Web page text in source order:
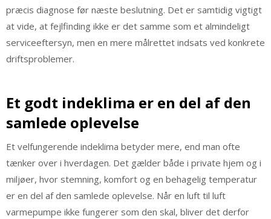
præcis diagnose før næste beslutning. Det er samtidig vigtigt
at vide, at fejlfinding ikke er det samme som et almindeligt
serviceeftersyn, men en mere målrettet indsats ved konkrete
driftsproblemer.
Et godt indeklima er en del af den
samlede oplevelse
Et velfungerende indeklima betyder mere, end man ofte
tænker over i hverdagen. Det gælder både i private hjem og i
miljøer, hvor stemning, komfort og en behagelig temperatur
er en del af den samlede oplevelse. Når en luft til luft
varmepumpe ikke fungerer som den skal, bliver det derfor